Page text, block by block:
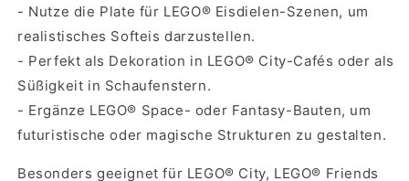
- Nutze die Plate für LEGO® Eisdielen-Szenen, um
realistisches Softeis darzustellen.
- Perfekt als Dekoration in LEGO® City-Cafés oder als
Süßigkeit in Schaufenstern.
- Ergänze LEGO® Space- oder Fantasy-Bauten, um
futuristische oder magische Strukturen zu gestalten.
Besonders geeignet für LEGO® City, LEGO® Friends